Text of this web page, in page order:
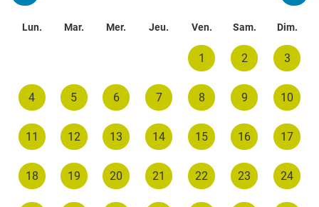
Lun. Mar. Mer. Jeu. Ven. Sam. Dim.
1 2 3
4 5 6 7 8 9 10
11 12 13 14 15 16 17
18 19 20 21 22 23 24